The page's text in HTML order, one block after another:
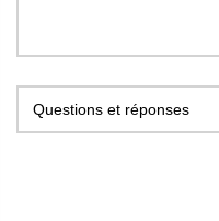
Questions et réponses